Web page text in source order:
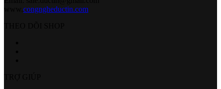
congngheductin.com